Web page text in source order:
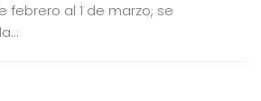
febrero al 1 de marzo, se